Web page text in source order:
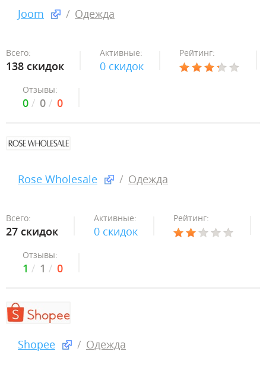
Joom Одежда
Всего:
138 скидок
Активные:
0 скидок
Рейтинг:
Отзывы:
0 0 0
Rose Wholesale Одежда
Всего:
27 скидок
Активные:
0 скидок
Рейтинг:
Отзывы:
1 1 0
Shopee Одежда